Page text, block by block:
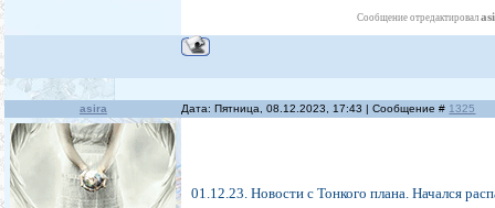
Сообщение отредактировал
asira Дата: Пятница, 08.12.2023, 17:43 | Сообщение # 1325
01.12.23. Новости с Тонкого плана. Начался